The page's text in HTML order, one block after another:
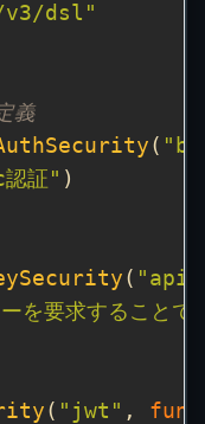
v3/dsl"
義
(
証"
(
を要求することで
( "jwt" , func